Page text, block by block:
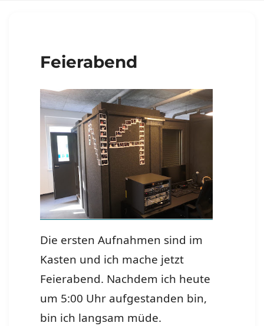
Feierabend
Die ersten Aufnahmen sind im
Kasten und ich mache jetzt
Feierabend. Nachdem ich heute
um 5:00 Uhr aufgestanden bin,
bin ich langsam müde.